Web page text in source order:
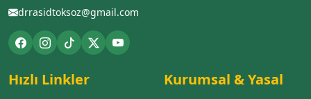
drrasidtoksoz@gmail.com
Hızlı Linkler Kurumsal & Yasal